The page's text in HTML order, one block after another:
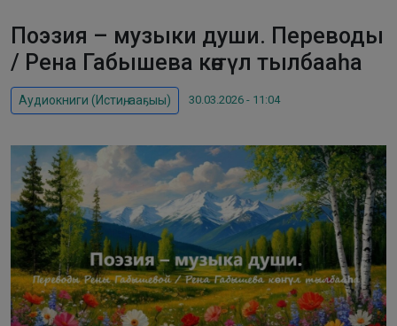
Поэзия – музыки души. Переводы
/ Рена Габышева көҥүл тылбааһа
Аудиокниги (Истиҥ, ааҕыы) 30.03.2026 - 11:04